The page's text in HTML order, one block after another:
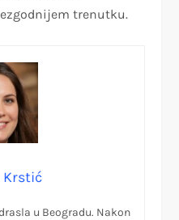
trenutku.
Krstić
u Beogradu. Nakon